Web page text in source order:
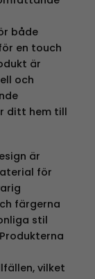
både
en touch
är
och
ditt hem till
är
för
färgerna
stil
vilket